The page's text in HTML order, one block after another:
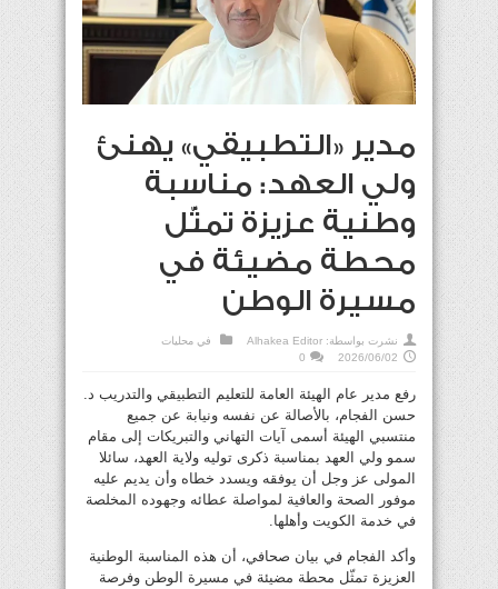
مدير «التطبيقي» يهنئ
ولي العهد: مناسبة
وطنية عزيزة تمثّل
محطة مضيئة في
مسيرة الوطن
نشرت بواسطة: Alhakea Editor في محليات
2026/06/02
0
رفع مدير عام الهيئة العامة للتعليم التطبيقي والتدريب د.
حسن الفجام، بالأصالة عن نفسه ونيابة عن جميع
منتسبي الهيئة أسمى آيات التهاني والتبريكات إلى مقام
سمو ولي العهد بمناسبة ذكرى توليه ولاية العهد، سائلا
المولى عز وجل أن يوفقه ويسدد خطاه وأن يديم عليه
موفور الصحة والعافية لمواصلة عطائه وجهوده المخلصة
في خدمة الكويت وأهلها.
وأكد الفجام في بيان صحافي، أن هذه المناسبة الوطنية
العزيزة تمثّل محطة مضيئة في مسيرة الوطن وفرصة